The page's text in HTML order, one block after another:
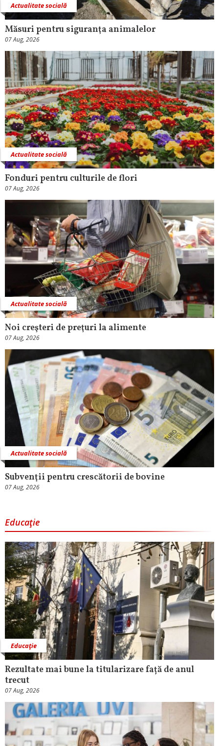
Actualitate socială
Măsuri pentru siguranţa animalelor
07 Aug, 2026
Actualitate socială
Fonduri pentru culturile de flori
07 Aug, 2026
Actualitate socială
Noi creşteri de preţuri la alimente
07 Aug, 2026
Actualitate socială
Subvenţii pentru crescătorii de bovine
07 Aug, 2026
Educaţie
Educaţie
Rezultate mai bune la titularizare față de anul
trecut
07 Aug, 2026